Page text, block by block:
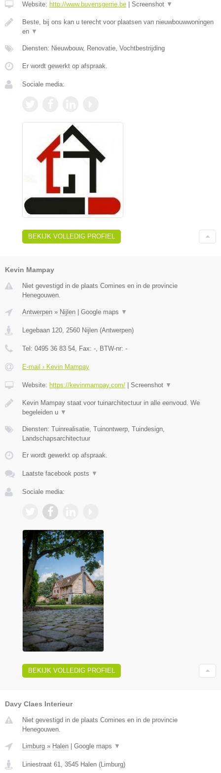
Website: http://www.buvensgerrie.be Screenshot ▼
Beste, bij ons kan u terecht voor plaatsen van nieuwbouwwoningen
en ▼
Diensten: Nieuwbouw, Renovatie, Vochtbestrijding
Er wordt gewerkt op afspraak.
Sociale media:
BEKIJK VOLLEDIG PROFIEL
Kevin Mampay
Niet gevestigd in de plaats Comines en in de provincie
Henegouwen.
Antwerpen » Nijlen | Google maps ▼
Legebaan 120 2560 Nijlen (Antwerpen)
Tel: 0495 36 83 54 , Fax: - , BTW-nr: -
E-mail › Kevin Mampay
Website: https://kevinmampay.com/ | Screenshot ▼
Kevin Mampay staat voor tuinarchitectuur in alle eenvoud. We
begeleiden u ▼
Diensten: Tuinrealisatie, Tuinontwerp, Tuindesign,
Landschapsarchitectuur
Er wordt gewerkt op afspraak.
Laatste facebook posts ▼
Sociale media:
BEKIJK VOLLEDIG PROFIEL
Davy Claes Interieur
Niet gevestigd in de plaats Comines en in de provincie
Henegouwen.
Limburg » Halen Google maps ▼
Liniestraat 61, 3545 Halen (Limburg)